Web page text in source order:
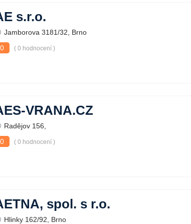
s.r.o.
Jamborova 3181/32, Brno
0
( 0 hodnocení )
VRANA.CZ
Radějov 156,
0
( 0 hodnocení )
spol. s r.o.
Hlinky 162/92, Brno